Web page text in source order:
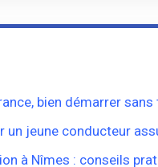
bien démarrer sans
un jeune conducteur
à Nîmes : conseils